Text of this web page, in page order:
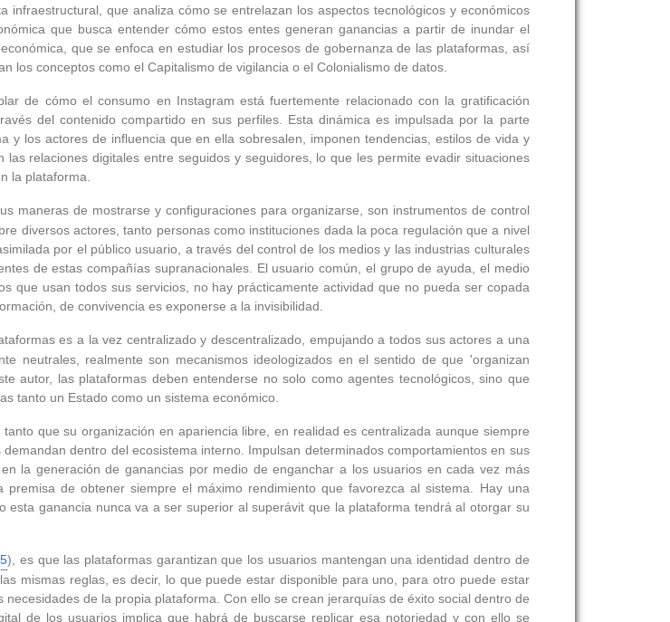
infraestructural, que analiza cómo se entrelazan los aspectos tecnológicos y económicos
que busca entender cómo estos entes generan ganancias a partir de inundar el
que se enfoca en estudiar los procesos de gobernanza de las plataformas, así
los conceptos como el Capitalismo de vigilancia o el Colonialismo de datos.
de cómo el consumo en Instagram está fuertemente relacionado con la gratificación
del contenido compartido en sus perfiles. Esta dinámica es impulsada por la parte
y los actores de influencia que en ella sobresalen, imponen tendencias, estilos de vida y
relaciones digitales entre seguidos y seguidores, lo que les permite evadir situaciones
la plataforma.
maneras de mostrarse y configuraciones para organizarse, son instrumentos de control
diversos actores, tanto personas como instituciones dada la poca regulación que a nivel
por el público usuario, a través del control de los medios y las industrias culturales
de estas compañías supranacionales. El usuario común, el grupo de ayuda, el medio
que usan todos sus servicios, no hay prácticamente actividad que no pueda ser copada
de convivencia es exponerse a la invisibilidad.
es a la vez centralizado y descentralizado, empujando a todos sus actores a una
neutrales, realmente son mecanismos ideologizados en el sentido de que 'organizan
autor, las plataformas deben entenderse no solo como agentes tecnológicos, sino que
tanto un Estado como un sistema económico.
que su organización en apariencia libre, en realidad es centralizada aunque siempre
dentro del ecosistema interno. Impulsan determinados comportamientos en sus
la generación de ganancias por medio de enganchar a los usuarios en cada vez más
de obtener siempre el máximo rendimiento que favorezca al sistema. Hay una
ganancia nunca va a ser superior al superávit que la plataforma tendrá al otorgar su
), es que las plataformas garantizan que los usuarios mantengan una identidad dentro de
mismas reglas, es decir, lo que puede estar disponible para uno, para otro puede estar
de la propia plataforma. Con ello se crean jerarquías de éxito social dentro de
de los usuarios implica que habrá de buscarse replicar esa notoriedad y con ello se